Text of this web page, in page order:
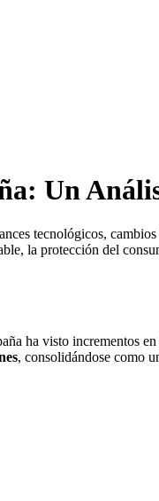
Un
tecnológicos,
la protección del
ha visto incrementos
, consolidándose como